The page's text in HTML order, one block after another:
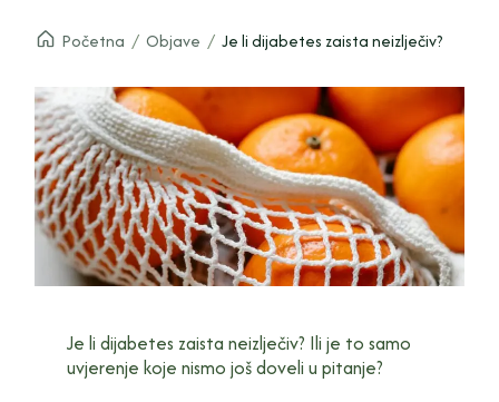
Početna / Objave / Je li dijabetes zaista neizlječiv?
Je li dijabetes zaista neizlječiv? Ili je to samo
uvjerenje koje nismo još doveli u pitanje?